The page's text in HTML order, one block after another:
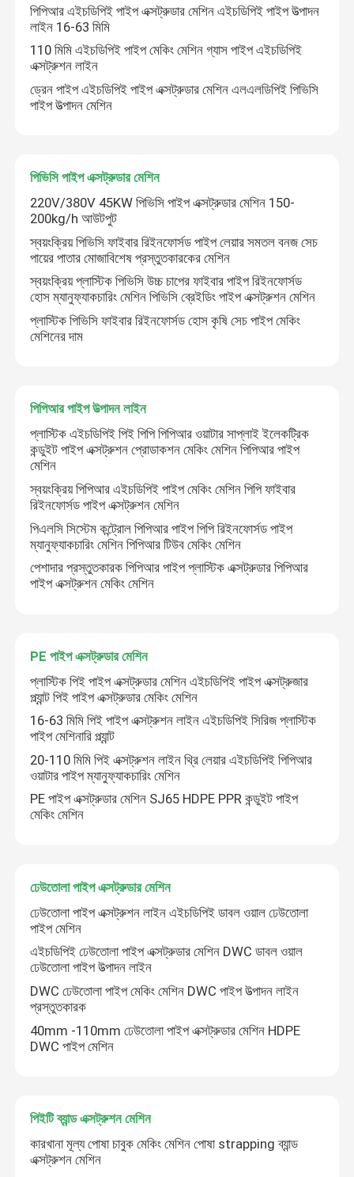
বাড়ি
পণ্য
আমাদের সম্পর্কে
মান নিয়ন্ত্রণ
যোগাযোগ করুন
প্লাস্টিক পাইপ এক্সট্রুডার মেশিন
প্লাস্টিক টিউব এক্সট্রুডার মেশিন
এইচডিপিই পাইপ এক্সট্রুডার মেশিন
পিপিআর এইচডিপিই পাইপ এক্সট্রুডার মেশিন এইচডিপিই পাইপ উত্পাদন
লাইন 16-63 মিমি
110 মিমি এইচডিপিই পাইপ মেকিং মেশিন গ্যাস পাইপ এইচডিপিই
এক্সট্রুশন লাইন
ড্রেন পাইপ এইচডিপিই পাইপ এক্সট্রুডার মেশিন এলএলডিপিই পিভিসি
পাইপ উত্পাদন মেশিন
পিভিসি পাইপ এক্সট্রুডার মেশিন
220V/380V 45KW পিভিসি পাইপ এক্সট্রুডার মেশিন 150-
200kg/h আউটপুট
স্বয়ংক্রিয় পিভিসি ফাইবার রিইনফোর্সড পাইপ লেয়ার সমতল বনজ সেচ
পায়ের পাতার মোজাবিশেষ প্রস্তুতকারকের মেশিন
স্বয়ংক্রিয় প্লাস্টিক পিভিসি উচ্চ চাপের ফাইবার পাইপ রিইনফোর্সড
হোস ম্যানুফ্যাকচারিং মেশিন পিভিসি ব্রেইডিং পাইপ এক্সট্রুশন মেশিন
প্লাস্টিক পিভিসি ফাইবার রিইনফোর্সড হোস কৃষি সেচ পাইপ মেকিং
মেশিনের দাম
পিপিআর পাইপ উত্পাদন লাইন
প্লাস্টিক এইচডিপিই পিই পিপি পিপিআর ওয়াটার সাপ্লাই ইলেকট্রিক
কন্ডুইট পাইপ এক্সট্রুশন প্রোডাকশন মেকিং মেশিন পিপিআর পাইপ
মেশিন
স্বয়ংক্রিয় পিপিআর এইচডিপিই পাইপ মেকিং মেশিন পিপি ফাইবার
রিইনফোর্সড পাইপ এক্সট্রুশন মেশিন
পিএলসি সিস্টেম কন্ট্রোল পিপিআর পাইপ পিপি রিইনফোর্সড পাইপ
ম্যানুফ্যাকচারিং মেশিন পিপিআর টিউব মেকিং মেশিন
পেশাদার প্রস্তুতকারক পিপিআর পাইপ প্লাস্টিক এক্সট্রুডার পিপিআর
পাইপ এক্সট্রুশন মেকিং মেশিন
PE পাইপ এক্সট্রুডার মেশিন
প্লাস্টিক পিই পাইপ এক্সট্রুডার মেশিন এইচডিপিই পাইপ এক্সট্রুজার
প্ল্যান্ট পিই পাইপ এক্সট্রুডার মেকিং মেশিন
16-63 মিমি পিই পাইপ এক্সট্রুশন লাইন এইচডিপিই সিরিজ প্লাস্টিক
পাইপ মেশিনারি প্ল্যান্ট
20-110 মিমি পিই এক্সট্রুশন লাইন থ্রি লেয়ার এইচডিপিই পিপিআর
ওয়াটার পাইপ ম্যানুফ্যাকচারিং মেশিন
PE পাইপ এক্সট্রুডার মেশিন SJ65 HDPE PPR কন্ডুইট পাইপ
মেকিং মেশিন
ঢেউতোলা পাইপ এক্সট্রুডার মেশিন
ঢেউতোলা পাইপ এক্সট্রুশন লাইন এইচডিপিই ডাবল ওয়াল ঢেউতোলা
পাইপ মেশিন
এইচডিপিই ঢেউতোলা পাইপ এক্সট্রুডার মেশিন DWC ডাবল ওয়াল
ঢেউতোলা পাইপ উত্পাদন লাইন
DWC ঢেউতোলা পাইপ মেকিং মেশিন DWC পাইপ উত্পাদন লাইন
প্রস্তুতকারক
40mm -110mm ঢেউতোলা পাইপ এক্সট্রুডার মেশিন HDPE
DWC পাইপ মেশিন
পিইটি ব্যান্ড এক্সট্রুশন মেশিন
কারখানা মূল্য পোষা চাবুক মেকিং মেশিন পোষা strapping ব্যান্ড
এক্সট্রুশন মেশিন